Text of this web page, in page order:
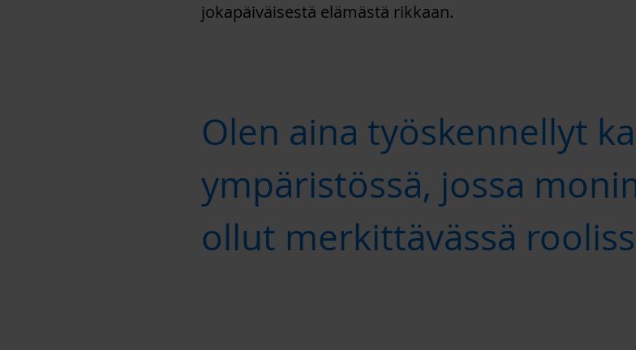
jokapäiväisestä elämästä rikkaan.
Olen aina työskennellyt
ympäristössä, jossa
ollut merkittävässä